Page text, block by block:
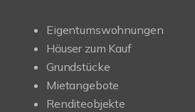
Eigentumswohnungen
Häuser zum Kauf
Grundstücke
Mietangebote
Renditeobjekte